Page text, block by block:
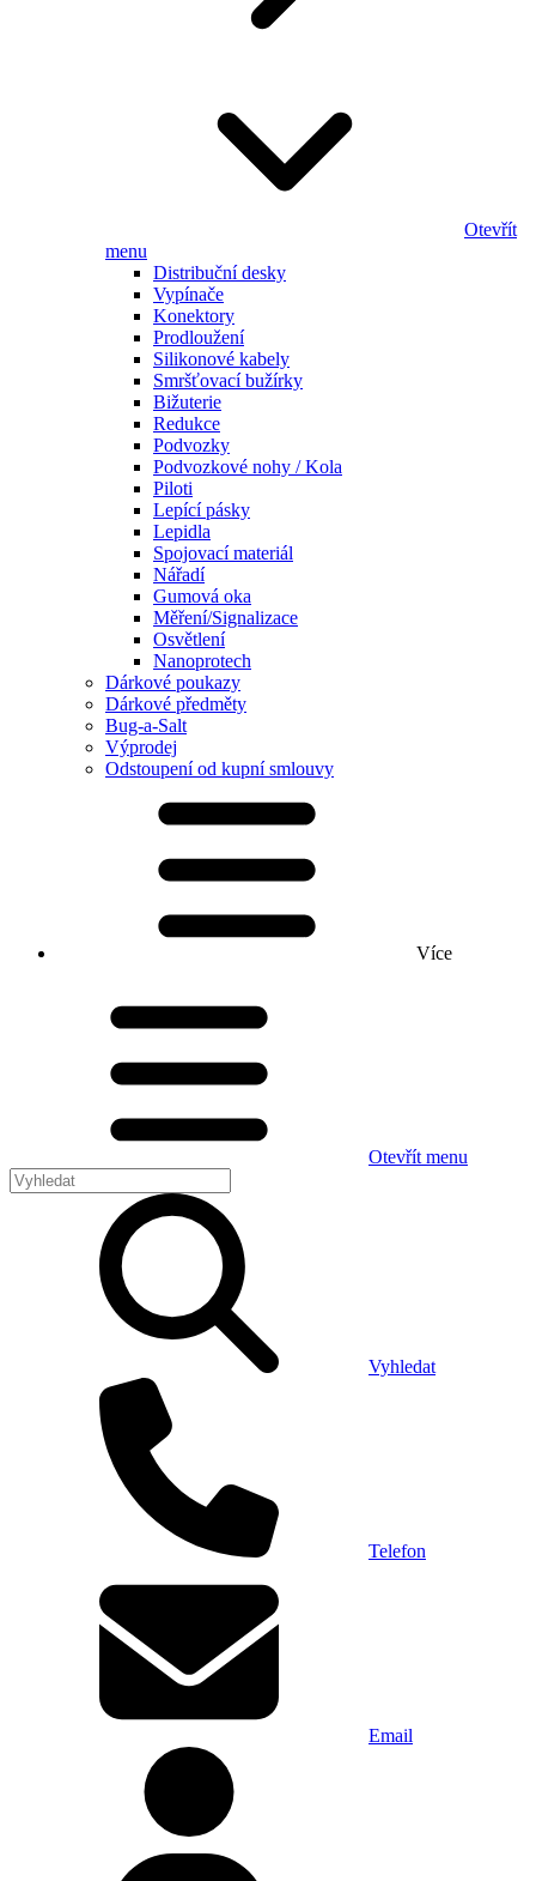
Otevřít
menu
Distribuční desky
Vypínače
Konektory
Prodloužení
Silikonové kabely
Smršťovací bužírky
Bižuterie
Redukce
Podvozky
Podvozkové nohy / Kola
Piloti
Lepící pásky
Lepidla
Spojovací materiál
Nářadí
Gumová oka
Měření/Signalizace
Osvětlení
Nanoprotech
Dárkové poukazy
Dárkové předměty
Bug-a-Salt
Výprodej
Odstoupení od kupní smlouvy
Více
Otevřít menu
Vyhledat
Telefon
Email